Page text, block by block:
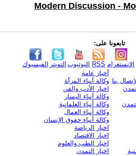
Modern Discussion -
تابعونا على:
الفيسبوك التويتر اليوتيوب RSS الانستغرام
بنا
أخبار عامة
وكالة أنباء المرأة
اخبار الأدب والفن
وكالة أنباء اليسار
وكالة أنباء العلمانية
وكالة أنباء العمال
وكالة أنباء حقوق الإنسان
اخبار الرياضة
اخبار الاقتصاد
اخبار الطب والعلوم
اخبار التمدن